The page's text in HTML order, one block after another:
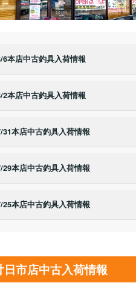
6本店中古釣具入荷情報
2本店中古釣具入荷情報
31本店中古釣具入荷情報
29本店中古釣具入荷情報
25本店中古釣具入荷情報
日市店中古入荷情報